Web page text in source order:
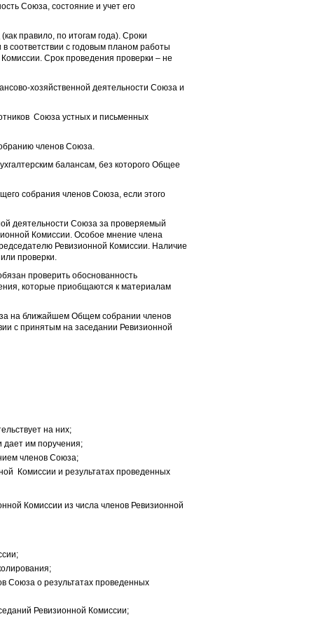
Союза, состояние и учет его
правило, по итогам года). Сроки
соответствии с годовым планом работы
Срок проведения проверки – не
хозяйственной деятельности Союза и
Союза устных и письменных
членов Союза.
балансам, без которого Общее
собрания членов Союза, если этого
деятельности Союза за проверяемый
Комиссии. Особое мнение члена
Ревизионной Комиссии. Наличие
проверки.
проверить обоснованность
которые приобщаются к материалам
на ближайшем Общем собрании членов
с принятым на заседании Ревизионной
на них;
дает им поручения;
членов Союза;
Комиссии и результатах проведенных
Комиссии из числа членов Ревизионной
Союза о результатах проведенных
Ревизионной Комиссии;